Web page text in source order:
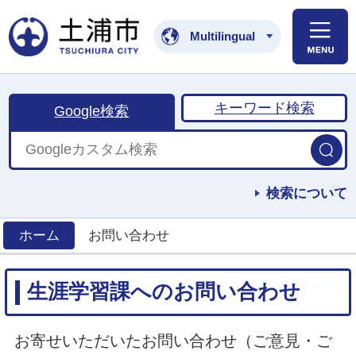
土浦市公式ホームペ
Multilingual
Google検索 キーワード検索
検索について
ホーム
お問い合わせ
生涯学習課へのお問い合わせ
お寄せいただいたお問い合わせ（ご意見・ご